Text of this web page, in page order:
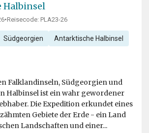
Halbinsel
•Reisecode: PLA23-26
Südgeorgien Antarktische Halbinsel
Falklandinseln, Südgeorgien und
Halbinsel ist ein wahr gewordener
Die Expedition erkundet eines
Gebiete der Erde - ein Land
Landschaften und einer...